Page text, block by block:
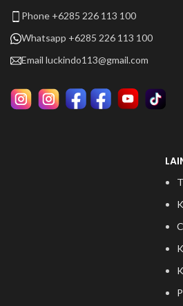
Phone +6285 226 113 100
Whatsapp +6285 226 113 100
Email luckindo113@gmail.com